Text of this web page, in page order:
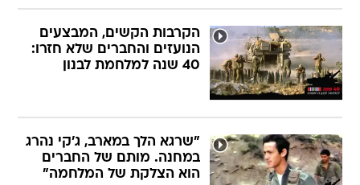
הקרבות הקשים, המבצעים
הנועזים והחברים שלא חזרו:
40 שנה למלחמת לבנון
"שרגא הלך במארב, ג'קי נהרג
במחנה. מותם של החברים
הוא הצלקת של המלחמה"